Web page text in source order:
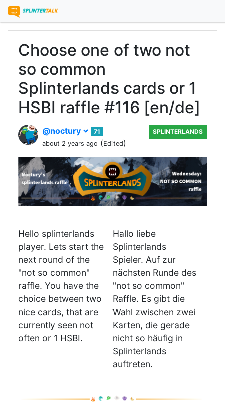
Choose one of two not
so common
Splinterlands cards or 1
HSBI raffle #116 [en/de]
@noctury
71
about 2 years ago (Edited)
SPLINTERLANDS
Hello splinterlands
player. Lets start the
next round of the
"not so common"
raffle. You have the
choice between two
nice cards, that are
currently seen not
often or 1 HSBI.
Hallo liebe
Splinterlands
Spieler. Auf zur
nächsten Runde des
"not so common"
Raffle. Es gibt die
Wahl zwischen zwei
Karten, die gerade
nicht so häufig in
Splinterlands
auftreten.